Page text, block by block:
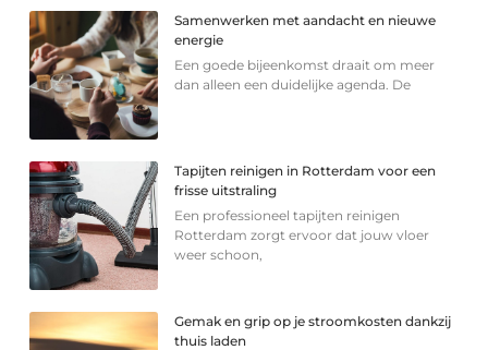
Samenwerken met aandacht en nieuwe
energie
Een goede bijeenkomst draait om meer
dan alleen een duidelijke agenda. De
Tapijten reinigen in Rotterdam voor een
frisse uitstraling
Een professioneel tapijten reinigen
Rotterdam zorgt ervoor dat jouw vloer
weer schoon,
Gemak en grip op je stroomkosten dankzij
thuis laden